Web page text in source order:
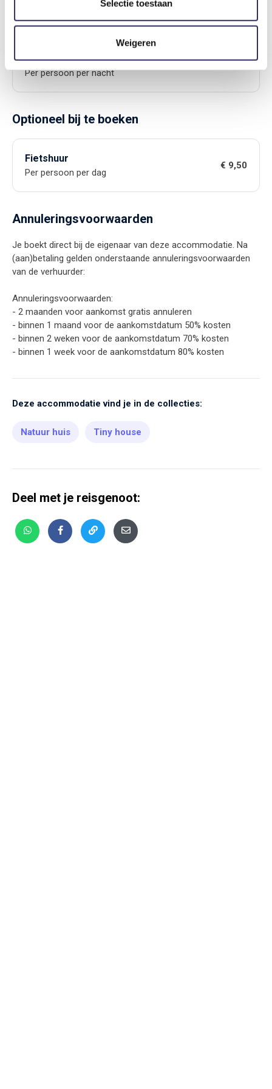
Selectie toestaan
Weigeren
Toeristenbelasting
Per persoon per nacht
Optioneel bij te boeken
Fietshuur
Per persoon per dag
€ 9,50
Annuleringsvoorwaarden
Je boekt direct bij de eigenaar van deze accommodatie. Na
(aan)betaling gelden onderstaande annuleringsvoorwaarden
van de verhuurder:
Annuleringsvoorwaarden:
- 2 maanden voor aankomst gratis annuleren
- binnen 1 maand voor de aankomstdatum 50% kosten
- binnen 2 weken voor de aankomstdatum 70% kosten
- binnen 1 week voor de aankomstdatum 80% kosten
Deze accommodatie vind je in de collecties:
Natuur huis Tiny house
Deel met je reisgenoot: